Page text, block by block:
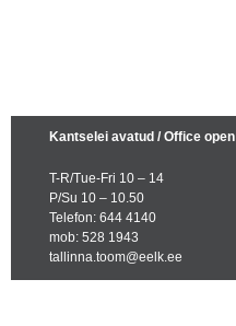
Kantselei avatud / Office open
T-R/Tue-Fri 10 – 14
P/Su 10 – 10.50
Telefon: 644 4140
mob: 528 1943
tallinna.toom@eelk.ee